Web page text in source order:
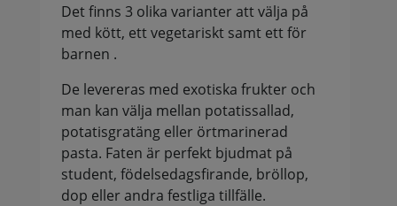
Det finns 3 olika varianter att välja på
med kött, ett vegetariskt samt ett för
barnen .
De levereras med exotiska frukter och
man kan välja mellan potatissallad,
potatisgratäng eller örtmarinerad
pasta. Faten är perfekt bjudmat på
student, födelsedagsfirande, bröllop,
dop eller andra festliga tillfälle.